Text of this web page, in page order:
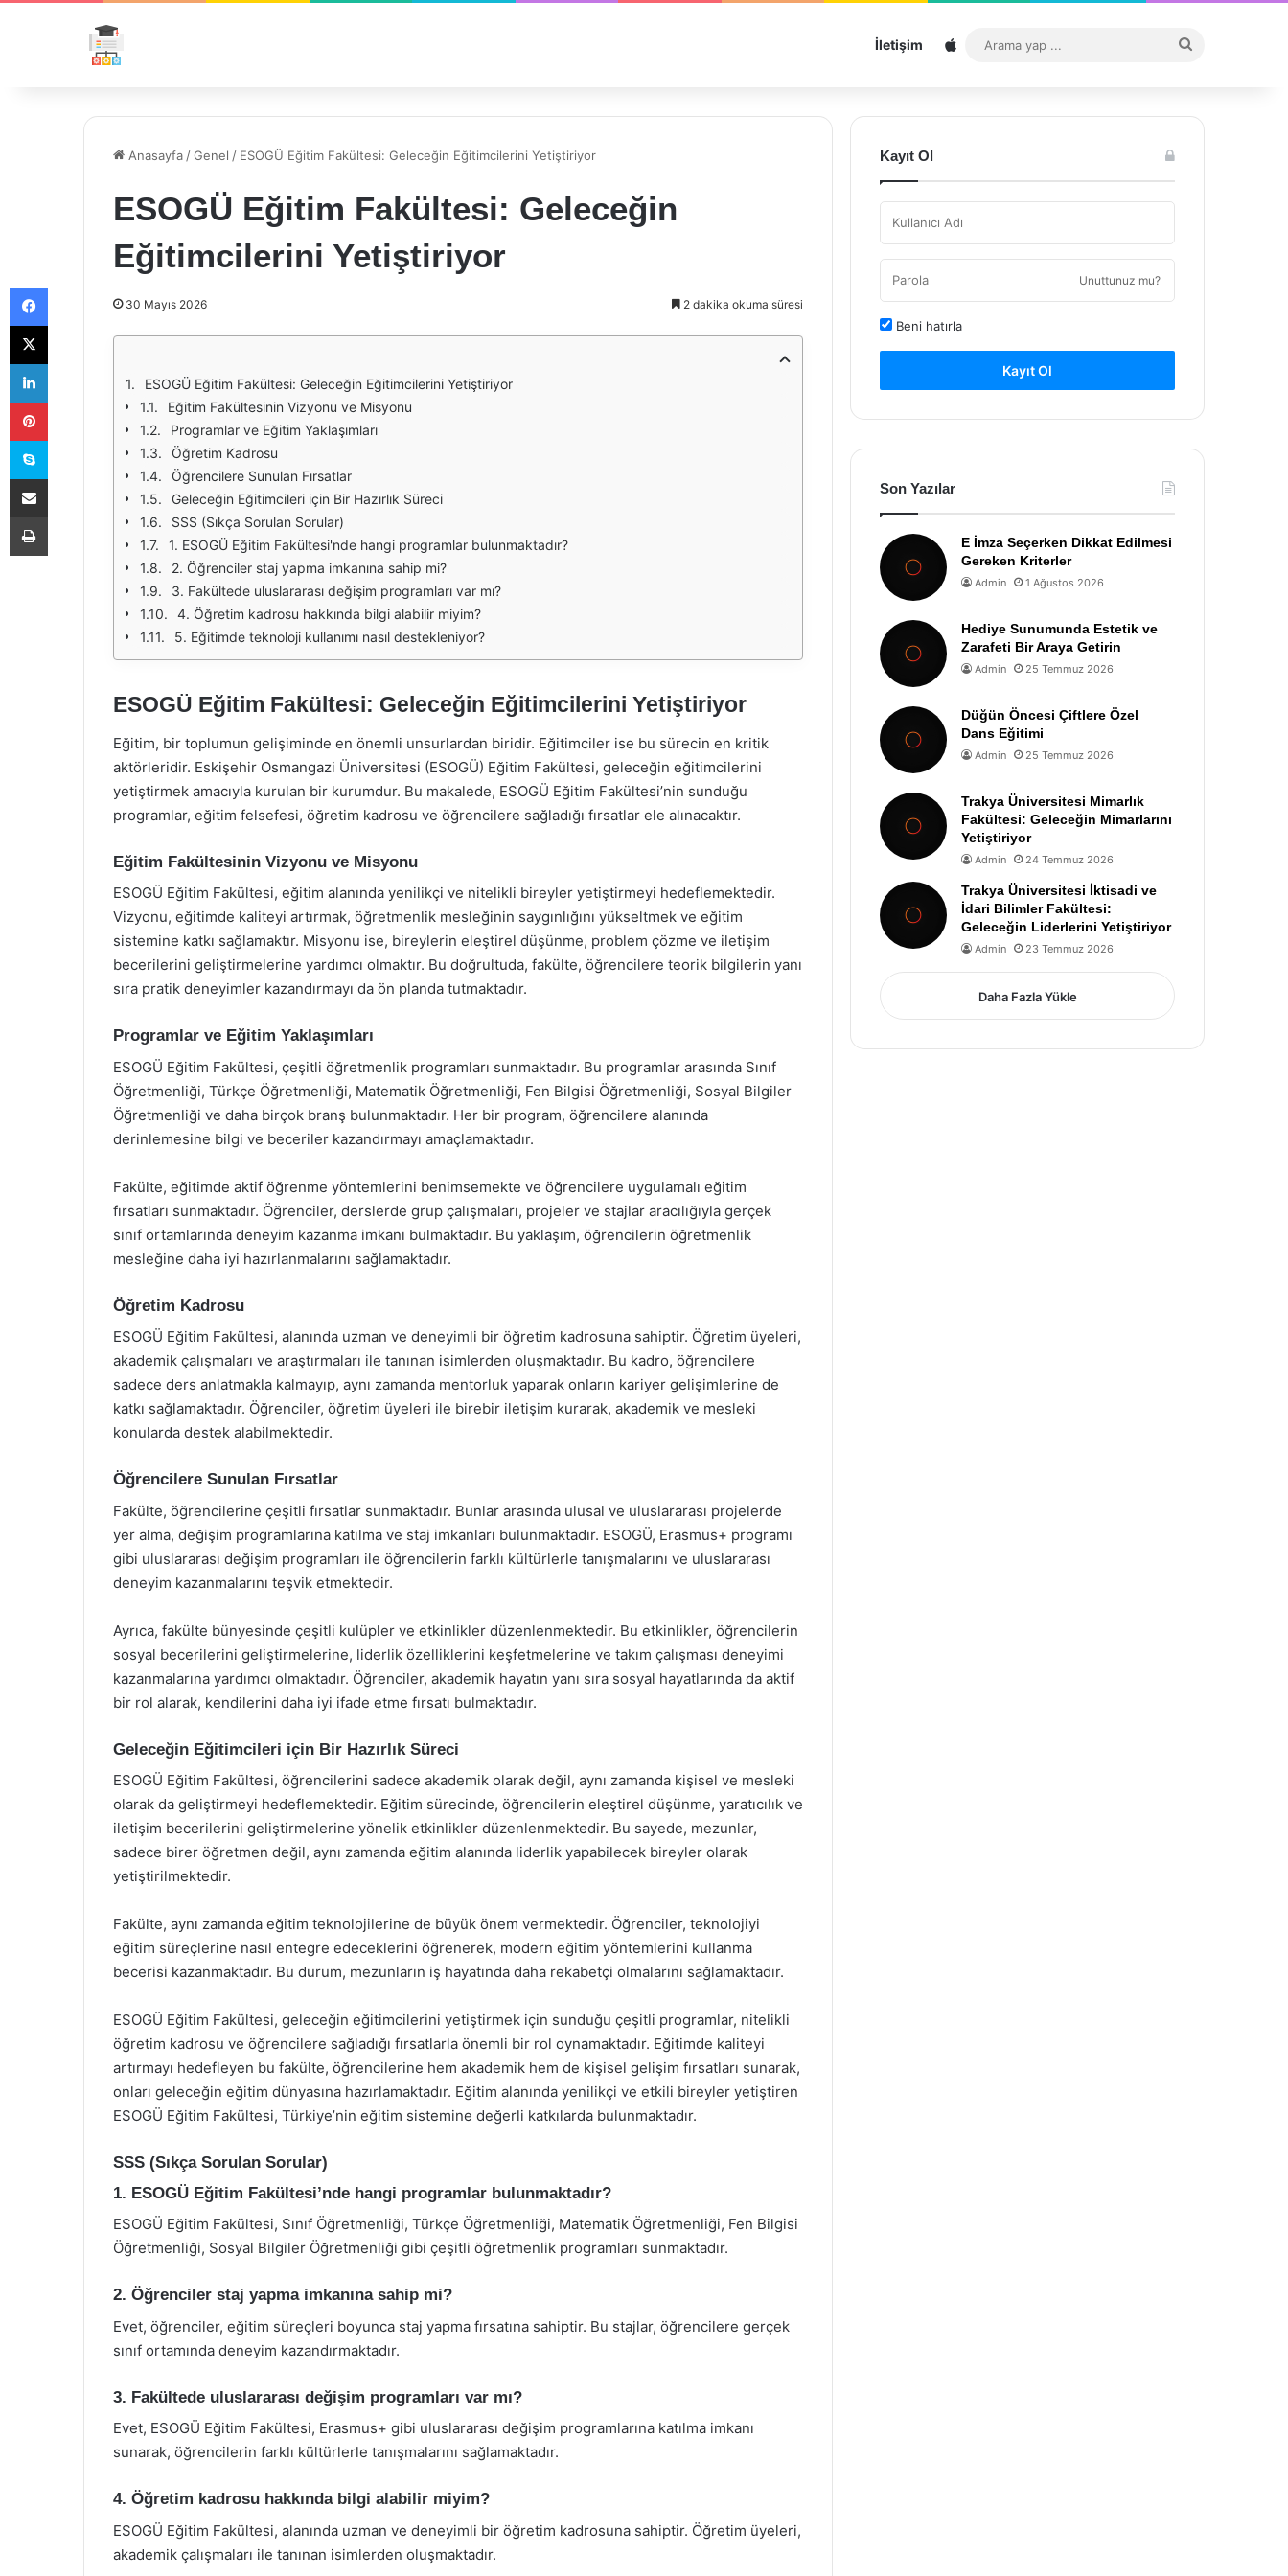
İletişim Sitemap
...
Anasayfa /Genel / ESOGÜ Eğitim Fakültesi: Geleceğin Eğitimcilerini Yetiştiriyor
ESOGÜ Eğitim Fakültesi: Geleceğin
Eğitimcilerini Yetiştiriyor
30 Mayıs 2026 2 dakika okuma süresi
ESOGÜ Eğitim Fakültesi: Geleceğin Eğitimcilerini Yetiştiriyor
Eğitim Fakültesinin Vizyonu ve Misyonu
Programlar ve Eğitim Yaklaşımları
Öğretim Kadrosu
Öğrencilere Sunulan Fırsatlar
Geleceğin Eğitimcileri için Bir Hazırlık Süreci
SSS (Sıkça Sorulan Sorular)
1. ESOGÜ Eğitim Fakültesi'nde hangi programlar bulunmaktadır?
2. Öğrenciler staj yapma imkanına sahip mi?
3. Fakültede uluslararası değişim programları var mı?
4. Öğretim kadrosu hakkında bilgi alabilir miyim?
5. Eğitimde teknoloji kullanımı nasıl destekleniyor?
ESOGÜ Eğitim Fakültesi: Geleceğin Eğitimcilerini Yetiştiriyor
Eğitim, bir toplumun gelişiminde en önemli unsurlardan biridir. Eğitimciler ise bu sürecin en kritik
aktörleridir. Eskişehir Osmangazi Üniversitesi (ESOGÜ) Eğitim Fakültesi, geleceğin eğitimcilerini
yetiştirmek amacıyla kurulan bir kurumdur. Bu makalede, ESOGÜ Eğitim Fakültesi’nin sunduğu
programlar, eğitim felsefesi, öğretim kadrosu ve öğrencilere sağladığı fırsatlar ele alınacaktır.
Eğitim Fakültesinin Vizyonu ve Misyonu
ESOGÜ Eğitim Fakültesi, eğitim alanında yenilikçi ve nitelikli bireyler yetiştirmeyi hedeflemektedir.
Vizyonu, eğitimde kaliteyi artırmak, öğretmenlik mesleğinin saygınlığını yükseltmek ve eğitim
sistemine katkı sağlamaktır. Misyonu ise, bireylerin eleştirel düşünme, problem çözme ve iletişim
becerilerini geliştirmelerine yardımcı olmaktır. Bu doğrultuda, fakülte, öğrencilere teorik bilgilerin yanı
sıra pratik deneyimler kazandırmayı da ön planda tutmaktadır.
Programlar ve Eğitim Yaklaşımları
ESOGÜ Eğitim Fakültesi, çeşitli öğretmenlik programları sunmaktadır. Bu programlar arasında Sınıf
Öğretmenliği, Türkçe Öğretmenliği, Matematik Öğretmenliği, Fen Bilgisi Öğretmenliği, Sosyal Bilgiler
Öğretmenliği ve daha birçok branş bulunmaktadır. Her bir program, öğrencilere alanında
derinlemesine bilgi ve beceriler kazandırmayı amaçlamaktadır.
Fakülte, eğitimde aktif öğrenme yöntemlerini benimsemekte ve öğrencilere uygulamalı eğitim
fırsatları sunmaktadır. Öğrenciler, derslerde grup çalışmaları, projeler ve stajlar aracılığıyla gerçek
sınıf ortamlarında deneyim kazanma imkanı bulmaktadır. Bu yaklaşım, öğrencilerin öğretmenlik
mesleğine daha iyi hazırlanmalarını sağlamaktadır.
Öğretim Kadrosu
ESOGÜ Eğitim Fakültesi, alanında uzman ve deneyimli bir öğretim kadrosuna sahiptir. Öğretim üyeleri,
akademik çalışmaları ve araştırmaları ile tanınan isimlerden oluşmaktadır. Bu kadro, öğrencilere
sadece ders anlatmakla kalmayıp, aynı zamanda mentorluk yaparak onların kariyer gelişimlerine de
katkı sağlamaktadır. Öğrenciler, öğretim üyeleri ile birebir iletişim kurarak, akademik ve mesleki
konularda destek alabilmektedir.
Öğrencilere Sunulan Fırsatlar
Fakülte, öğrencilerine çeşitli fırsatlar sunmaktadır. Bunlar arasında ulusal ve uluslararası projelerde
yer alma, değişim programlarına katılma ve staj imkanları bulunmaktadır. ESOGÜ, Erasmus+ programı
gibi uluslararası değişim programları ile öğrencilerin farklı kültürlerle tanışmalarını ve uluslararası
deneyim kazanmalarını teşvik etmektedir.
Ayrıca, fakülte bünyesinde çeşitli kulüpler ve etkinlikler düzenlenmektedir. Bu etkinlikler, öğrencilerin
sosyal becerilerini geliştirmelerine, liderlik özelliklerini keşfetmelerine ve takım çalışması deneyimi
kazanmalarına yardımcı olmaktadır. Öğrenciler, akademik hayatın yanı sıra sosyal hayatlarında da aktif
bir rol alarak, kendilerini daha iyi ifade etme fırsatı bulmaktadır.
Geleceğin Eğitimcileri için Bir Hazırlık Süreci
ESOGÜ Eğitim Fakültesi, öğrencilerini sadece akademik olarak değil, aynı zamanda kişisel ve mesleki
olarak da geliştirmeyi hedeflemektedir. Eğitim sürecinde, öğrencilerin eleştirel düşünme, yaratıcılık ve
iletişim becerilerini geliştirmelerine yönelik etkinlikler düzenlenmektedir. Bu sayede, mezunlar,
sadece birer öğretmen değil, aynı zamanda eğitim alanında liderlik yapabilecek bireyler olarak
yetiştirilmektedir.
Fakülte, aynı zamanda eğitim teknolojilerine de büyük önem vermektedir. Öğrenciler, teknolojiyi
eğitim süreçlerine nasıl entegre edeceklerini öğrenerek, modern eğitim yöntemlerini kullanma
becerisi kazanmaktadır. Bu durum, mezunların iş hayatında daha rekabetçi olmalarını sağlamaktadır.
ESOGÜ Eğitim Fakültesi, geleceğin eğitimcilerini yetiştirmek için sunduğu çeşitli programlar, nitelikli
öğretim kadrosu ve öğrencilere sağladığı fırsatlarla önemli bir rol oynamaktadır. Eğitimde kaliteyi
artırmayı hedefleyen bu fakülte, öğrencilerine hem akademik hem de kişisel gelişim fırsatları sunarak,
onları geleceğin eğitim dünyasına hazırlamaktadır. Eğitim alanında yenilikçi ve etkili bireyler yetiştiren
ESOGÜ Eğitim Fakültesi, Türkiye’nin eğitim sistemine değerli katkılarda bulunmaktadır.
SSS (Sıkça Sorulan Sorular)
1. ESOGÜ Eğitim Fakültesi’nde hangi programlar bulunmaktadır?
ESOGÜ Eğitim Fakültesi, Sınıf Öğretmenliği, Türkçe Öğretmenliği, Matematik Öğretmenliği, Fen Bilgisi
Öğretmenliği, Sosyal Bilgiler Öğretmenliği gibi çeşitli öğretmenlik programları sunmaktadır.
2. Öğrenciler staj yapma imkanına sahip mi?
Evet, öğrenciler, eğitim süreçleri boyunca staj yapma fırsatına sahiptir. Bu stajlar, öğrencilere gerçek
sınıf ortamında deneyim kazandırmaktadır.
3. Fakültede uluslararası değişim programları var mı?
Evet, ESOGÜ Eğitim Fakültesi, Erasmus+ gibi uluslararası değişim programlarına katılma imkanı
sunarak, öğrencilerin farklı kültürlerle tanışmalarını sağlamaktadır.
4. Öğretim kadrosu hakkında bilgi alabilir miyim?
ESOGÜ Eğitim Fakültesi, alanında uzman ve deneyimli bir öğretim kadrosuna sahiptir. Öğretim üyeleri,
akademik çalışmaları ile tanınan isimlerden oluşmaktadır.
Kayıt Ol
Unuttunuz mu?
Beni hatırla
Kayıt Ol
Son Yazılar
E İmza Seçerken Dikkat Edilmesi
Gereken Kriterler
Admin 1 Ağustos 2026
Hediye Sunumunda Estetik ve
Zarafeti Bir Araya Getirin
Admin 25 Temmuz 2026
Düğün Öncesi Çiftlere Özel
Dans Eğitimi
Admin 25 Temmuz 2026
Trakya Üniversitesi Mimarlık
Fakültesi: Geleceğin Mimarlarını
Yetiştiriyor
Admin 24 Temmuz 2026
Trakya Üniversitesi İktisadi ve
İdari Bilimler Fakültesi:
Geleceğin Liderlerini Yetiştiriyor
Admin 23 Temmuz 2026
Daha Fazla Yükle
Facebook
X
LinkedIn
Pinterest
Skype
E-Posta ile paylaş